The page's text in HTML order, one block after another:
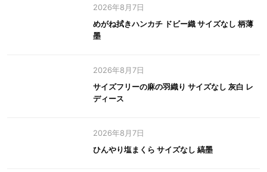
2026年8月7日
めがね拭きハンカチ ドビー織 サイズなし 柄薄
墨
2026年8月7日
サイズフリーの麻の羽織り サイズなし 灰白 レ
ディース
2026年8月7日
ひんやり塩まくら サイズなし 縞墨